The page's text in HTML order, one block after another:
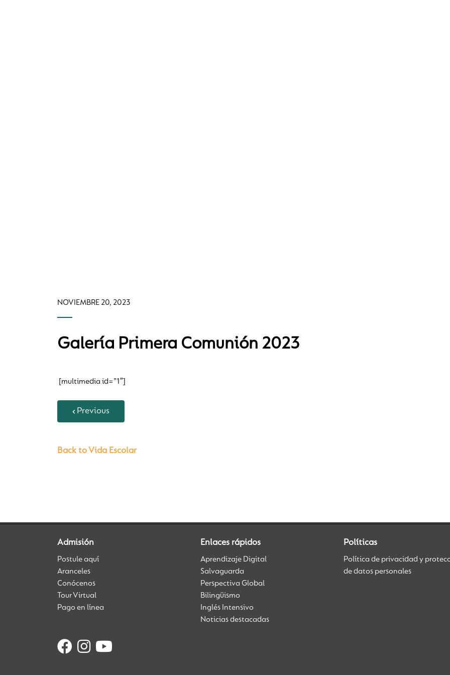
NOVIEMBRE 20, 2023
Galería Primera Comunión 2023
[multimedia id=”1″]
Previous
Back to Vida Escolar
Admisión
Postule aquí
Aranceles
Conócenos
Tour Virtual
Pago en línea
Enlaces rápidos
Aprendizaje Digital
Salvaguarda
Perspectiva Global
Bilingüismo
Inglés Intensivo
Noticias destacadas
Políticas
Política de privacidad y
de datos personales